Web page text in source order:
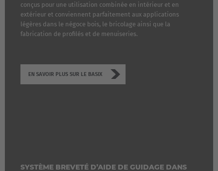
conçus pour une utilisation combinée en intérieur et en
extérieur et conviennent parfaitement aux applications
légères dans le négoce bois, le bricolage ainsi que la
fabrication de profilés et de menuiseries.
EN SAVOIR PLUS SUR LE BASIX
SYSTÈME BREVETÉ D’AIDE DE GUIDAGE DANS